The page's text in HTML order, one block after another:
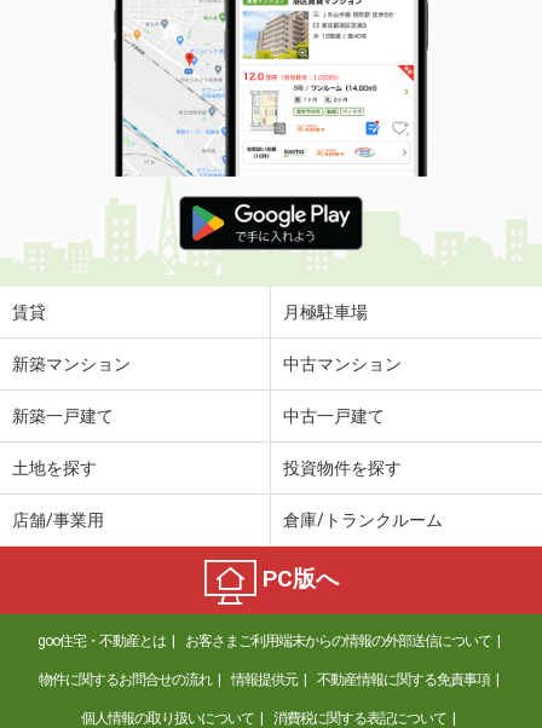
賃貸 月極駐車場
新築マンション 中古マンション
新築一戸建て 中古一戸建て
土地を探す 投資物件を探す
店舗/事業用 倉庫/トランクルーム
PC版へ
goo住宅・不動産とは お客さまご利用端末からの情報の外部送信について
物件に関するお問合せの流れ 情報提供元 不動産情報に関する免責事項
個人情報の取り扱いについて 消費税に関する表記について